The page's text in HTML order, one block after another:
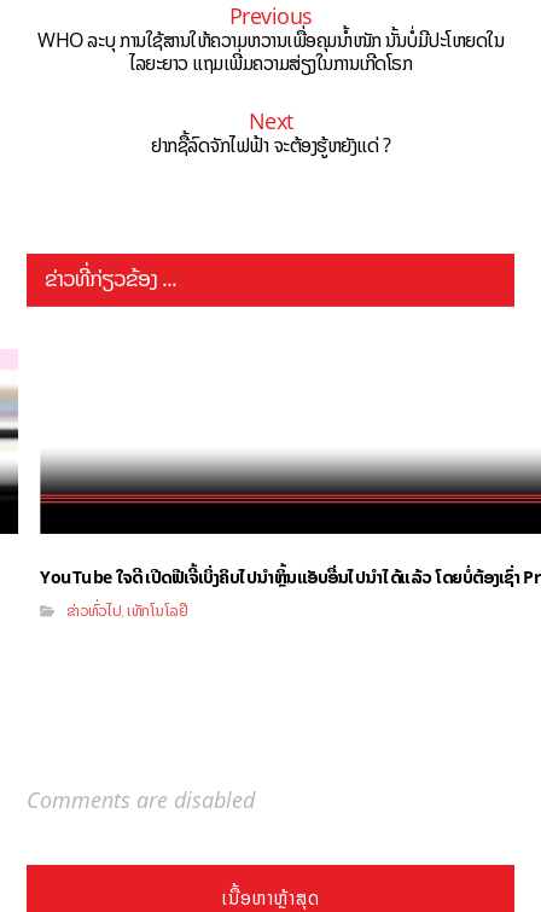
Previous
WHO ລະບຸ ການໃຊ້ສານໃຫ້ຄວາມຫວານເພື່ອຄຸມນໍ້າໜັກ ນັ້ນບໍ່ມີປະໂຫຍດໃນ
ໄລຍະຍາວ ແຖມເພີ່ມຄວາມສ່ຽງໃນການເກີດໂຣກ
Next
ຢາກຊື້ລົດຈັກໄຟຟ້າ ຈະຕ້ອງຮູ້ຫຍັງແດ່ ?
ຂ່າວທີ່ກ່ຽວຂ້ອງ ...
YouTube ໃຈດີ ເປີດຟີເຈີ້ເບິ່ງຄິບໄປນຳຫຼິ້ນແອັບອື່ນໄປນຳໄດ້ແລ້ວ ໂດຍບໍ່ຕ້ອງເຊົ່າ
ຂ່າວທົ່ວໄປ,ເທັກໂນໂລຢີ
Comments are disabled
ເນື້ອຫາຫຼ້າສຸດ